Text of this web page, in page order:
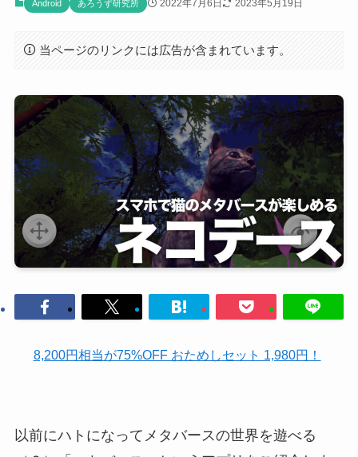
Android あろうず研究所 2022年7月6日 2023年5月19日
当ページのリンクには広告が含まれています。
8,200円相当が75%OFF おためしセット 1,980円！
以前にハトになってメタバースの世界を遊べる